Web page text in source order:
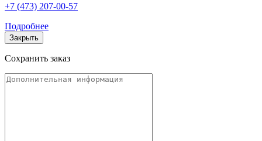
+7 (473) 207-00-57
Подробнее
Закрыть
Сохранить заказ